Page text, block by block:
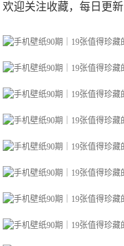
欢迎关注收藏，每日更新